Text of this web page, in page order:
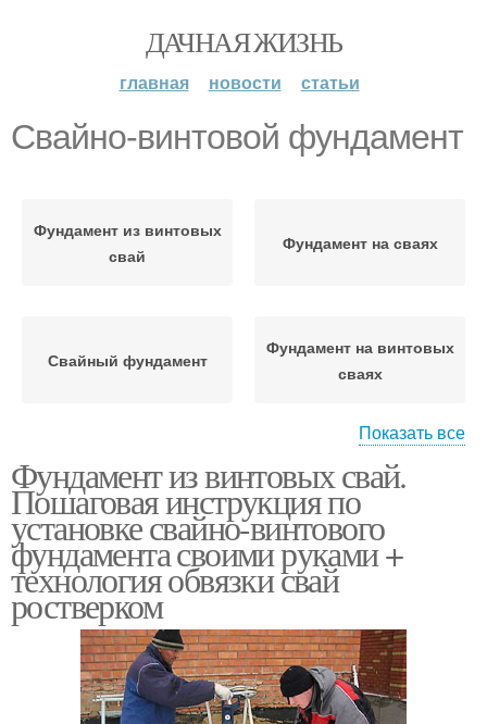
ДАЧНАЯ ЖИЗНЬ
главная новости статьи
Свайно-винтовой фундамент
Фундамент из винтовых
свай
Фундамент на сваях
Свайный фундамент
Фундамент на винтовых
сваях
Сваи для фундамента
Фундамент под
винтовые сваи
Фундамент на винтовые
сваи
Сваи под фундамент
Ленточный фундамент Винтовой фундамент
Показать все
Фундамент из винтовых свай.
Пошаговая инструкция по
установке свайно-винтового
фундамента своими руками +
технология обвязки свай
ростверком